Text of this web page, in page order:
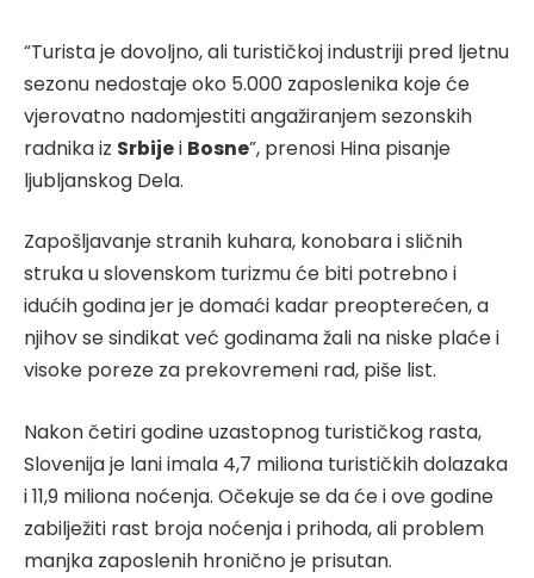
“Turista je dovoljno, ali turističkoj industriji pred ljetnu
sezonu nedostaje oko 5.000 zaposlenika koje će
vjerovatno nadomjestiti angažiranjem sezonskih
radnika iz Srbijei Bosne”, prenosi Hina pisanje
ljubljanskog Dela.
Zapošljavanje stranih kuhara, konobara i sličnih
struka u slovenskom turizmu će biti potrebno i
idućih godina jer je domaći kadar preopterećen, a
njihov se sindikat već godinama žali na niske plaće i
visoke poreze za prekovremeni rad, piše list.
Nakon četiri godine uzastopnog turističkog rasta,
Slovenija je lani imala 4,7 miliona turističkih dolazaka
i 11,9 miliona noćenja. Očekuje se da će i ove godine
zabilježiti rast broja noćenja i prihoda, ali problem
manjka zaposlenih hronično je prisutan.